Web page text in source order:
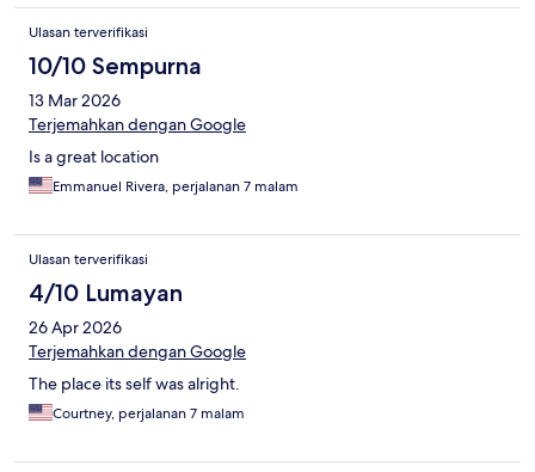
Ulasan terverifikasi
10/10 Sempurna
13 Mar 2026
Terjemahkan dengan Google
Is a great location
Emmanuel Rivera, perjalanan 7 malam
Ulasan terverifikasi
4/10 Lumayan
26 Apr 2026
Terjemahkan dengan Google
The place its self was alright.
Courtney, perjalanan 7 malam